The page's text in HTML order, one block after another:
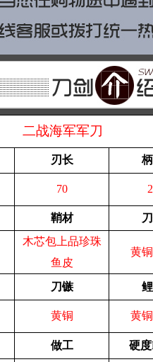
二战海军军刀
刃长
70
鞘材
木芯包上品珍珠
鱼皮
黄
刀镞
黄铜 黄
做工 硬度